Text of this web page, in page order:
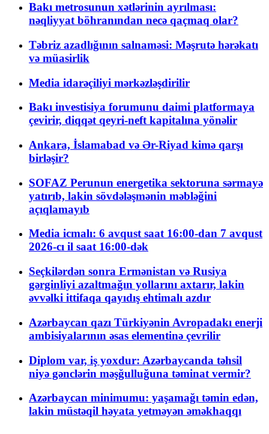
Bakı metrosunun xətlərinin ayrılması:
nəqliyyat böhranından necə qaçmaq olar?
Təbriz azadlığının salnaməsi: Məşrutə hərəkatı
və müasirlik
Media idarəçiliyi mərkəzləşdirilir
Bakı investisiya forumunu daimi platformaya
çevirir, diqqət qeyri-neft kapitalına yönəlir
Ankara, İslamabad və Ər-Riyad kimə qarşı
birləşir?
SOFAZ Perunun energetika sektoruna sərmayə
yatırıb, lakin sövdələşmənin məbləğini
açıqlamayıb
Media icmalı: 6 avqust saat 16:00-dan 7 avqust
2026-cı il saat 16:00-dək
Seçkilərdən sonra Ermənistan və Rusiya
gərginliyi azaltmağın yollarını axtarır, lakin
əvvəlki ittifaqa qayıdış ehtimalı azdır
Azərbaycan qazı Türkiyənin Avropadakı enerji
ambisiyalarının əsas elementinə çevrilir
Diplom var, iş yoxdur: Azərbaycanda təhsil
niyə gənclərin məşğulluğuna təminat vermir?
Azərbaycan minimumu: yaşamağı təmin edən,
lakin müstəqil həyata yetməyən əməkhaqqı